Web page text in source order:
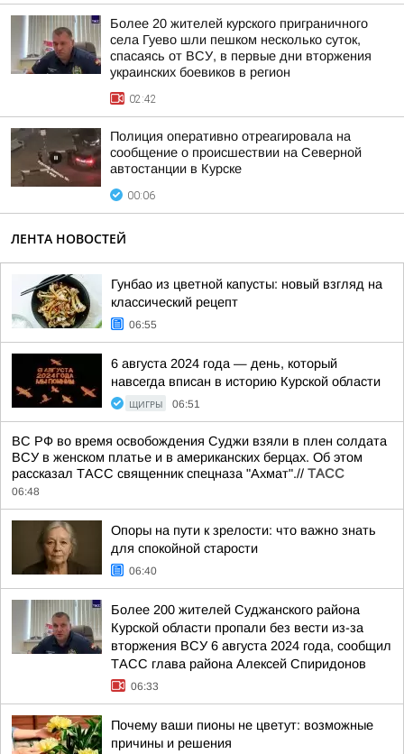
Более 20 жителей курского приграничного
села Гуево шли пешком несколько суток,
спасаясь от ВСУ, в первые дни вторжения
украинских боевиков в регион
02:42
Полиция оперативно отреагировала на
сообщение о происшествии на Северной
автостанции в Курске
00:06
ЛЕНТА НОВОСТЕЙ
Гунбао из цветной капусты: новый взгляд на
классический рецепт
06:55
6 августа 2024 года — день, который
навсегда вписан в историю Курской области
ЩИГРЫ 06:51
ВС РФ во время освобождения Суджи взяли в плен солдата
ВСУ в женском платье и в американских берцах. Об этом
рассказал ТАСС священник спецназа "Ахмат".// ТАСС
06:48
Опоры на пути к зрелости: что важно знать
для спокойной старости
06:40
Более 200 жителей Суджанского района
Курской области пропали без вести из-за
вторжения ВСУ 6 августа 2024 года, сообщил
ТАСС глава района Алексей Спиридонов
06:33
Почему ваши пионы не цветут: возможные
причины и решения